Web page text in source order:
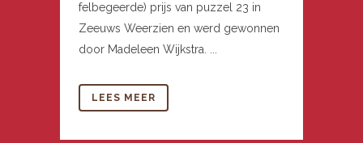
felbegeerde) prijs van puzzel 23 in
Zeeuws Weerzien en werd gewonnen
door Madeleen Wijkstra. ...
LEES MEER